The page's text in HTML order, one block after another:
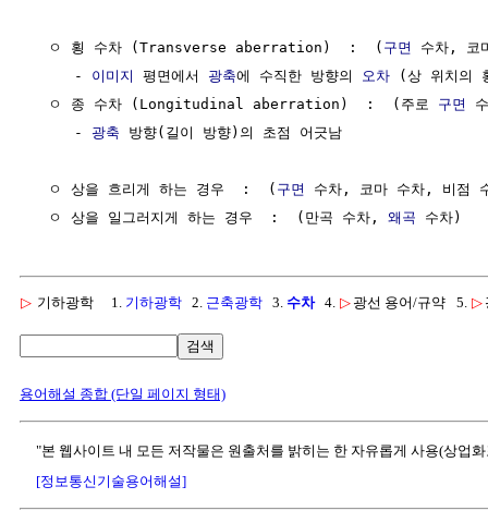
  ㅇ 횡 수차 (Transverse aberration)  :  (
구면
수차, 코
     -
이미지 평면에서 광축에 수직한 방향의 오차 (상 위치의
  ㅇ 종 수차 (Longitudinal aberration)  :  (주로
구면
     -
광축 방향(길이 방향)의 초점 어긋남
  ㅇ 상을 흐리게 하는 경우  :  (
구면
수차, 코마 수차, 비점
  ㅇ 상을 일그러지게 하는 경우  :  (만곡 수차,
왜곡
▷ 기하광학 1. 기하광학 2. 근축광학 3. 수차4. ▷ 광선 용어/규약 5. ▷
검색
용어해설 종합 (단일 페이지 형태)
"본 웹사이트 내 모든 저작물은 원출처를 밝히는 한 자유롭게 사용(상업
[정보통신기술용어해설]